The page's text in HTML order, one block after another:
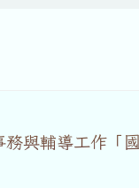
與輔導工作「